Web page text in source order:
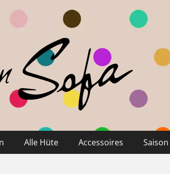
Alle Hüte Accessoires Saison